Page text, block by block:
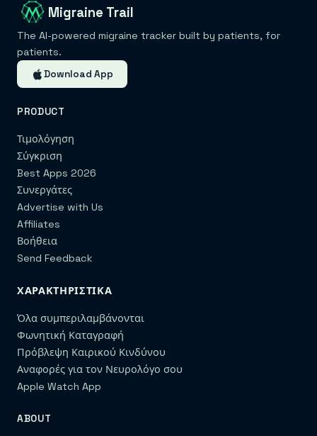
Migraine Trail
The AI-powered migraine tracker built by patients, for
patients.
Download App
PRODUCT
Τιμολόγηση
Σύγκριση
Best Apps 2026
Συνεργάτες
Advertise with Us
Affiliates
Βοήθεια
Send Feedback
ΧΑΡΑΚΤΗΡΙΣΤΙΚΆ
Όλα συμπεριλαμβάνονται
Φωνητική Καταγραφή
Πρόβλεψη Καιρικού Κινδύνου
Αναφορές για τον Νευρολόγο σου
Apple Watch App
ABOUT